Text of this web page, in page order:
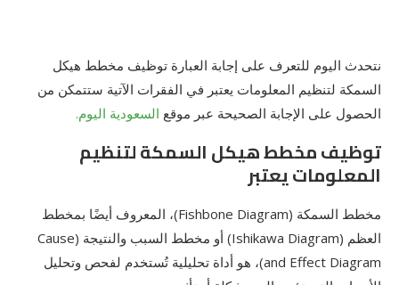
نتحدث اليوم للتعرف على إجابة العبارة توظيف مخطط هيكل
السمكة لتنظيم المعلومات يعتبر في الفقرات الآتية ستتمكن من
الحصول على الإجابة الصحيحة عبر موقع السعودية اليوم.
توظيف مخطط هيكل السمكة لتنظيم
المعلومات يعتبر
مخطط السمكة (Fishbone Diagram)، المعروف أيضًا بمخطط
العظم (Ishikawa Diagram) أو مخطط السبب والنتيجة (Cause
and Effect Diagram)، هو أداة تحليلية تُستخدم لفحص وتحليل